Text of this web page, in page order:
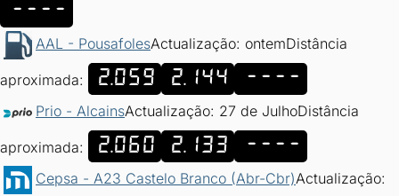
----
AAL - PousafolesActualização: ontemDistância
aproximada: 2.059 2.144 ----
Prio - AlcainsActualização: 27 de JulhoDistância
aproximada: 2.060 2.133 ----
Cepsa - A23 Castelo Branco (Abr-Cbr)Actualização: